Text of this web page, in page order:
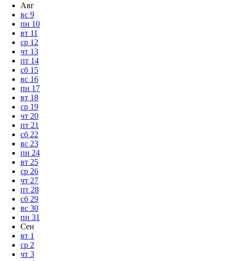
Авг
вс 9
пн 10
вт 11
ср 12
чт 13
пт 14
сб 15
вс 16
пн 17
вт 18
ср 19
чт 20
пт 21
сб 22
вс 23
пн 24
вт 25
ср 26
чт 27
пт 28
сб 29
вс 30
пн 31
Сен
вт 1
ср 2
чт 3